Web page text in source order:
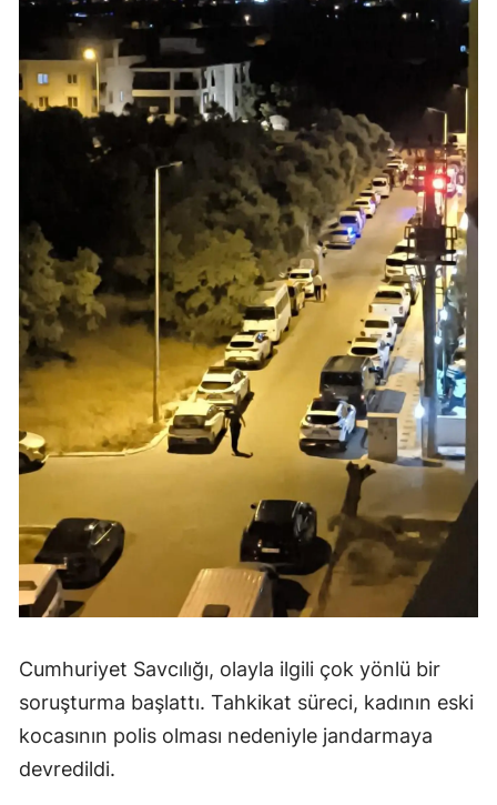
Cumhuriyet Savcılığı, olayla ilgili çok yönlü bir
soruşturma başlattı. Tahkikat süreci, kadının eski
kocasının polis olması nedeniyle jandarmaya
devredildi.